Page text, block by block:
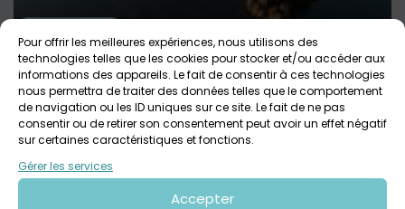
Pour offrir les meilleures expériences, nous utilisons des
technologies telles que les cookies pour stocker et/ou accéder aux
informations des appareils. Le fait de consentir à ces technologies
nous permettra de traiter des données telles que le comportement
de navigation ou les ID uniques sur ce site. Le fait de ne pas
consentir ou de retirer son consentement peut avoir un effet négatif
sur certaines caractéristiques et fonctions.
Gérer les services
Accepter
Randonnée Aux Portes des Ombres
Ferme des artisans Dès 8 ans